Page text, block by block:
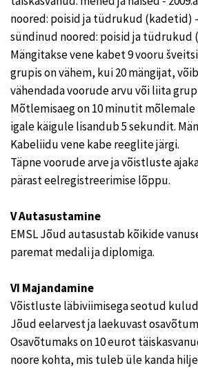
noored: poisid ja tüdrukud (kadetid) -
sündinud noored: poisid ja tüdrukud
Mängitakse vene kabet 9 vooru
grupis on vähem, kui 20 mängijat,
vähendada voorude arvu või liita
Mõtlemisaeg on 10 minutit
igale käigule lisandub 5 sekundit.
Kabeliidu vene kabe reeglite järgi.
Täpne voorude arve ja võistluste
pärast eelregistreerimise lõppu.
V Autasustamine
EMSL Jõud autasustab kõikide
paremat medali ja diplomiga.
VI Majandamine
Võistluste läbiviimisega seotud
Jõud eelarvest ja laekuvast
Osavõtumaks on 10 eurot
noore kohta, mis tuleb üle kanda